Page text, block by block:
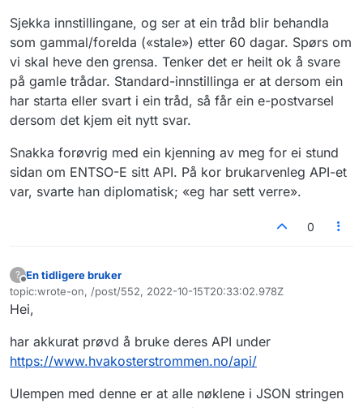
samme kategori.
så det blir enklere å finne
Sjekka innstillingane, og ser at ein tråd blir behandla
som gammal/forelda («stale») etter 60 dagar. Spørs om
vi skal heve den grensa. Tenker det er heilt ok å svare
på gamle trådar. Standard-innstillinga er at dersom ein
har starta eller svart i ein tråd, så får ein e-postvarsel
dersom det kjem eit nytt svar.
Snakka forøvrig med ein kjenning av meg for ei stund
sidan om ENTSO-E sitt API. På kor brukarvenleg API-et
var, svarte han diplomatisk; «eg har sett verre».
0
?
Frakoblet
En tidligere bruker
topic:wrote-on, /post/552, 2022-10-15T20:33:02.978Z
Sist endret av
Hei,
har akkurat prøvd å bruke deres API under
https://www.hvakosterstrommen.no/api/
Ulempen med denne er at alle nøklene i JSON stringen